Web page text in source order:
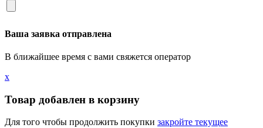
Ваша заявка отправлена
В ближайшее время с вами свяжется оператор
х
Товар добавлен в корзину
Для того чтобы продолжить покупки закройте текущее